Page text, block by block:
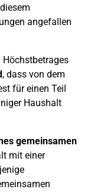
angefallen
Höchstbetrages
, dass von dem
für einen Teil
Haushalt
gemeinsamen
mit einer